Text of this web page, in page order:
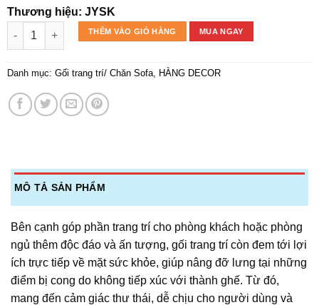
Thương hiệu: JYSK
Gối trang trí | LOTUS | polyester | trắng/xám | giả lông |
THÊM VÀO GIỎ HÀNG MUA NGAY
Danh mục: Gối trang trí/ Chăn Sofa HÀNG DECOR
MÔ TẢ SẢN PHẨM
Bên cạnh góp phần trang trí cho phòng khách hoặc phòng
ngủ thêm độc đáo và ấn tượng, gối trang trí còn đem tới lợi
ích trực tiếp về mặt sức khỏe, giúp nâng đỡ lưng tại những
điểm bị cong do không tiếp xúc với thành ghế. Từ đó,
mang đến cảm giác thư thái, dễ chịu cho người dùng và